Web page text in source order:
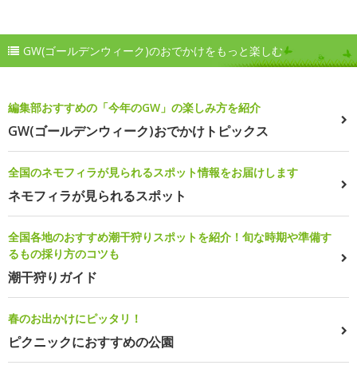
GW(ゴールデンウィーク)のおでかけをもっと楽しむ
編集部おすすめの「今年のGW」の楽しみ方を紹介
GW(ゴールデンウィーク)おでかけトピックス
全国のネモフィラが見られるスポット情報をお届けします
ネモフィラが見られるスポット
全国各地のおすすめ潮干狩りスポットを紹介！旬な時期や準備す
るもの採り方のコツも
潮干狩りガイド
春のお出かけにピッタリ！
ピクニックにおすすめの公園